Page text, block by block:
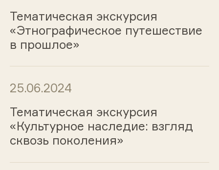
Тематическая экскурсия
«Этнографическое путешествие
в прошлое»
25.06.2024
Тематическая экскурсия
«Культурное наследие: взгляд
сквозь поколения»